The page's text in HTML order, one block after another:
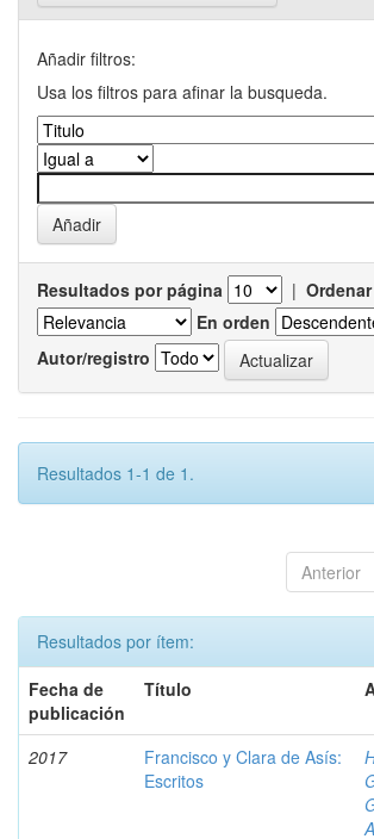
Añadir filtros:
Usa los filtros para afinar la busqueda.
Resultados por página |
En orden
Autor/registro
Resultados 1-1 de 1.
Anterior
Resultados por ítem:
Fecha de
publicación
Título
2017
Francisco y Clara de Asís:
Escritos